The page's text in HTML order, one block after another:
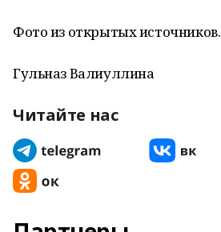
Фото из открытых источников.
Гульназ Валиуллина
Читайте нас